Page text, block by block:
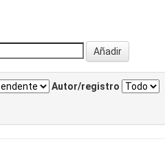
Autor/registro